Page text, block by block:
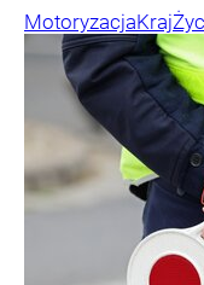
MotoryzacjaKraj